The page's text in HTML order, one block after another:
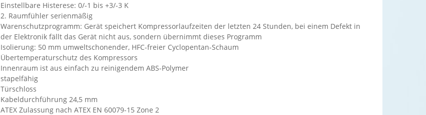
Einstellbare Histerese: 0/-1 bis +3/-3 K
2. Raumfühler serienmäßig
Warenschutzprogramm: Gerät speichert Kompressorlaufzeiten der letzten 24 Stunden, bei einem Defekt in
der Elektronik fällt das Gerät nicht aus, sondern übernimmt dieses Programm
Isolierung: 50 mm umweltschonender, HFC-freier Cyclopentan-Schaum
Übertemperaturschutz des Kompressors
Innenraum ist aus einfach zu reinigendem ABS-Polymer
stapelfähig
Türschloss
Kabeldurchführung 24,5 mm
ATEX Zulassung nach ATEX EN 60079-15 Zone 2